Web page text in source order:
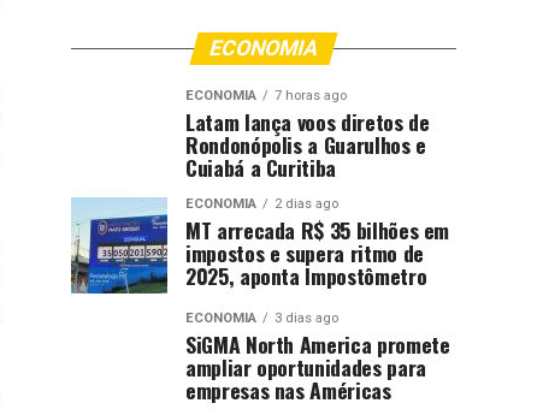
ECONOMIA
ECONOMIA 7 horas ago
Latam lança voos diretos de
Rondonópolis a Guarulhos e
Cuiabá a Curitiba
ECONOMIA 2 dias ago
MT arrecada R$ 35 bilhões em
impostos e supera ritmo de
2025, aponta Impostômetro
ECONOMIA 3 dias ago
SiGMA North America promete
ampliar oportunidades para
empresas nas Américas